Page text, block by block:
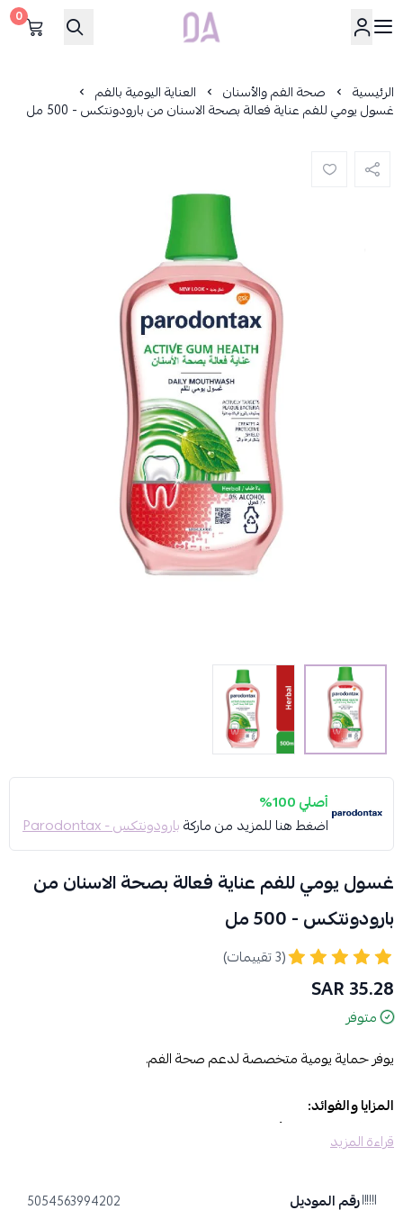
Dar Alamirat
0
الرئيسية صحة الفم والأسنان العناية اليومية بالفم
غسول يومي للفم عناية فعالة بصحة الاسنان من بارودونتكس - 500 مل
أصلي 100%
اضغط هنا للمزيد من ماركةبارودونتكس - Parodontax
غسول يومي للفم عناية فعالة بصحة الاسنان من
بارودونتكس - 500 مل
(3 تقييمات)
35.28 SAR
متوفر
يوفر حماية يومية متخصصة لدعم صحة الفم.
المزايا والفوائد:
عناية فعالة بصحة الأسنان
يستهدف بكتيريا البلاك بفاعلية
يشكل درعاً واقياً: يساعد في خلق طبقة حماية للمساهمة في منع تراكم
قراءة المزيد
رقم الموديل 5054563994202